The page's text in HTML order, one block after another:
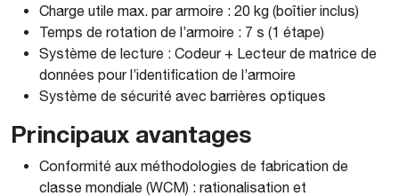
Charge utile max. par armoire : 20 kg (boîtier inclus)
Temps de rotation de l’armoire : 7 s (1 étape)
Système de lecture : Codeur + Lecteur de matrice de
données pour l’identification de l’armoire
Système de sécurité avec barrières optiques
Principaux avantages
Conformité aux méthodologies de fabrication de
classe mondiale (WCM) : rationalisation et